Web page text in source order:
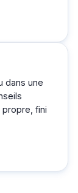
dans une
fini